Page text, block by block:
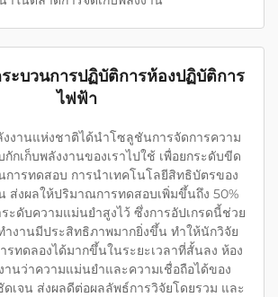
ะบวนการปฏิบัติการห้องปฏิบัติการ
ไฟฟ้า
งานแห่งชาติได้นำโซลูชันการจัดการความ
กเก็บพลังงานของเราไปใช้ เพื่อยกระดับขีด
การทดสอบ การนำเทคโนโลยีสิทธิบัตรของ
ส่งผลให้ปริมาณการทดสอบเพิ่มขึ้นถึง 50%
ะดับความแม่นยำสูงไว้ ซึ่งการอัปเกรดนี้ช่วย
ำงานมีประสิทธิภาพมากยิ่งขึ้น ทำให้นักวิจัย
รทดลองได้มากขึ้นในระยะเวลาที่สั้นลง ห้อง
านว่าความแม่นยำและความเชื่อถือได้ของ
เจน ส่งผลดีต่อผลลัพธ์การวิจัยโดยรวม และ